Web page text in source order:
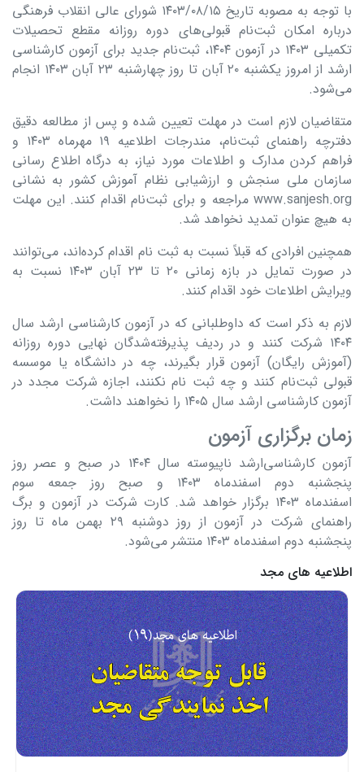
با توجه به مصوبه تاریخ ۱۴۰۳/۰۸/۱۵ شورای عالی انقلاب فرهنگی
درباره امکان ثبت‌نام قبولی‌های دوره روزانه مقطع تحصیلات
تکمیلی ۱۴۰۳ در آزمون ۱۴۰۴، ثبت‌نام جدید برای آزمون کارشناسی
ارشد از امروز یکشنبه ۲۰ آبان تا روز چهارشنبه ۲۳ آبان ۱۴۰۳ انجام
می‌شود.
متقاضیان لازم است در مهلت تعیین شده و پس از مطالعه دقیق
دفترچه راهنمای ثبت‌نام، مندرجات اطلاعیه ۱۹ مهرماه ۱۴۰۳ و
فراهم کردن مدارک و اطلاعات مورد نیاز، به درگاه اطلاع‌ رسانی
سازمان ملی سنجش و ارزشیابی نظام آموزش کشور به نشانی
www.sanjesh.org مراجعه و برای ثبت‌نام اقدام کنند. این مهلت
به هیچ عنوان تمدید نخواهد شد.
همچنین افرادی که قبلاً نسبت به ثبت نام اقدام کرده‌اند، می‌توانند
در صورت تمایل در بازه زمانی ۲۰ تا ۲۳ آبان ۱۴۰۳ نسبت به
ویرایش اطلاعات خود اقدام کنند.
لازم به ذکر است که داوطلبانی که در آزمون کارشناسی ­ارشد سال
۱۴۰۴ شرکت کنند و در ردیف پذیرفته‌شدگان نهایی دوره روزانه
(آموزش رایگان) آزمون قرار بگیرند، چه در دانشگاه یا موسسه
قبولی ثبت­‌نام کنند و چه ثبت ­نام نکنند، اجازه شرکت مجدد در
آزمون کارشناسی ارشد سال ۱۴۰۵ را نخواهند داشت.
زمان برگزاری آزمون
آزمون کارشناسی‌ارشد ناپیوسته سال ۱۴۰۴ در صبح و عصر روز
پنجشنبه دوم اسفندماه ۱۴۰۳ و صبح روز جمعه سوم
اسفندماه ۱۴۰۳ برگزار خواهد شد. کارت شرکت در آزمون و برگ
راهنمای شرکت در آزمون از روز دوشنبه ۲۹ بهمن ماه تا روز
پنجشنبه دوم اسفندماه ۱۴۰۳ منتشر می‌شود.
اطلاعیه های مجد